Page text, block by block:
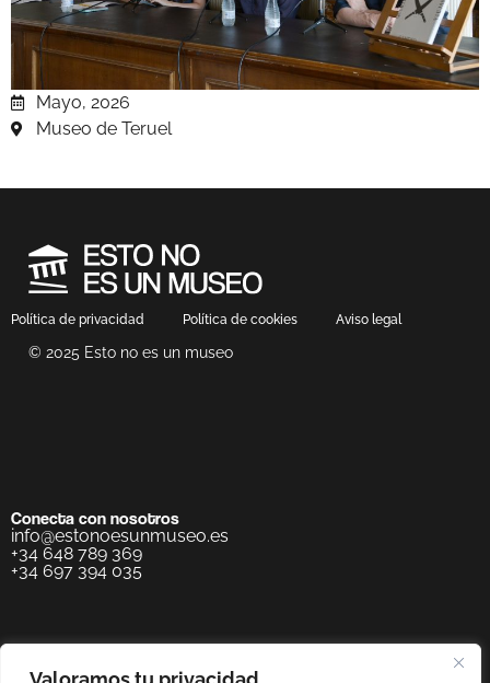
Mayo, 2026
Museo de Teruel
Política de privacidad Política de cookies Aviso legal
© 2025 Esto no es un museo
Conecta con nosotros
info@estonoesunmuseo.es
+34 648 789 369
+34 697 394 035